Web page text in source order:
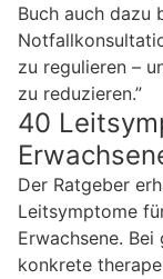
Buch auch dazu
zu regulieren –
zu reduzieren.”
40
Der Ratgeber
Leitsymptome
Erwachsene.
konkrete